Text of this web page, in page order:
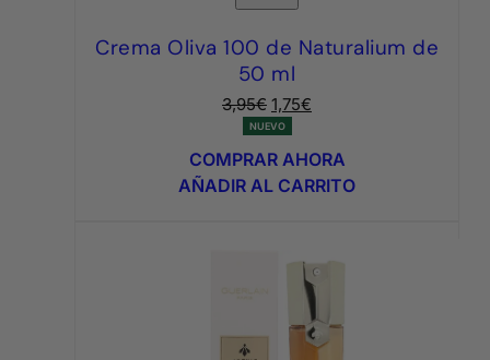
Crema Oliva 100 de Naturalium de
50 ml
3,95€ El
precio
original
era:
1,75€
actual
es:
NUEVO
COMPRAR AHORA
AÑADIR AL CARRITO